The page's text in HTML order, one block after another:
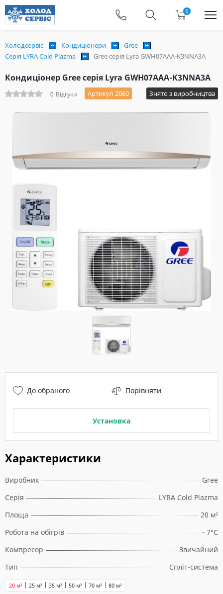
0
Холодсервіс Кондиціонери
Gree
Серія LYRA Cold Plazma
Gree серія Lyra GWH07AAA-K3NNA3A
Кондиціонер Gree серія Lyra GWH07AAA-K3NNA3A
0 Відгуки Артикул 2060 Знято з виробництва
Характеристики
Виробник
Gree
Серія
LYRA Cold Plazma
Площа
20 м²
Робота на обігрів
- 7°C
Компресор
Звичайний
Тип
Спліт-система
20 м² 25 м² 35 м² 50 м² 70 м² 80 м²
До обраного Порівняти
Установка